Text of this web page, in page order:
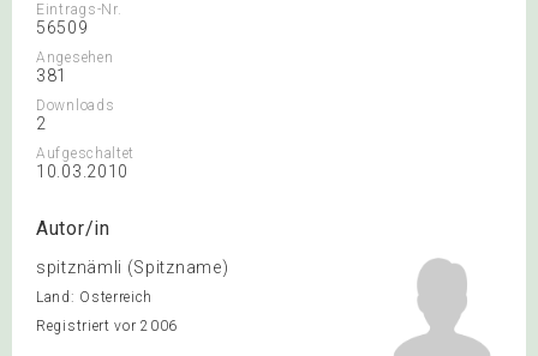
Eintrags-Nr.
56509
Angesehen
381
Downloads
2
Aufgeschaltet
10.03.2010
Autor/in
spitznämli (Spitzname)
Land: Österreich
Registriert vor 2006